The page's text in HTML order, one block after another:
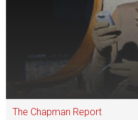
The Chapman Report